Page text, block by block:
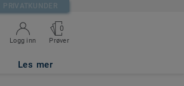
PRIVATKUNDER
Logg inn
0
Prøver
Les mer